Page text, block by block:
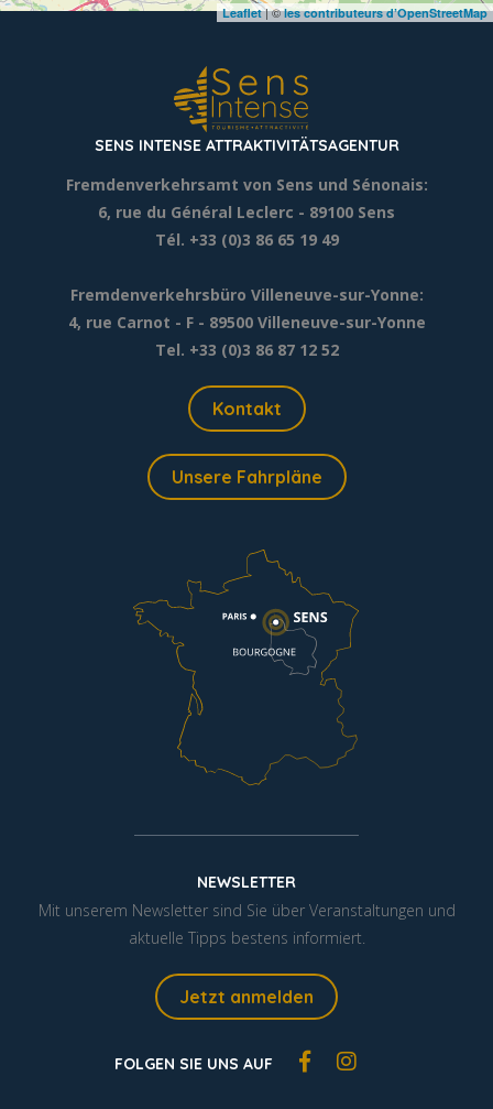
Leaflet| ©les contributeurs d’OpenStreetMap
SENS INTENSE ATTRAKTIVITÄTSAGENTUR
Fremdenverkehrsamt von Sens und Sénonais:
6, rue du Général Leclerc - 89100 Sens
Tél. +33 (0)3 86 65 19 49
Fremdenverkehrsbüro Villeneuve-sur-Yonne:
4, rue Carnot - F - 89500 Villeneuve-sur-Yonne
Tel. +33 (0)3 86 87 12 52
Kontakt
Unsere Fahrpläne
NEWSLETTER
Mit unserem Newsletter sind Sie über Veranstaltungen und
aktuelle Tipps bestens informiert.
Jetzt anmelden
FOLGEN SIE UNS AUF